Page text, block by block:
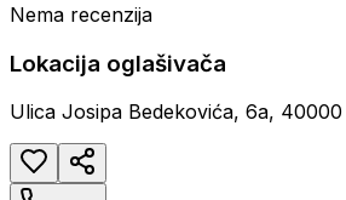
Nema recenzija
Lokacija oglašivača
Ulica Josipa Bedekovića, 6a,